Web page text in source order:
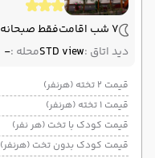
7 شب اقامت فقط صبحانه
دید اتاق :STD viewمحله :-
قیمت 2 تخته (هرنفر)
قیمت 1 تخته (هرنفر)
قیمت کودک با تخت (هر نفر)
قیمت کودک بدون تخت (هرنفر)